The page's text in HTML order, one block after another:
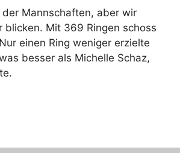
Mannschaften, aber wir
Mit 369 Ringen schoss
einen Ring weniger erzielte
besser als Michelle Schaz,